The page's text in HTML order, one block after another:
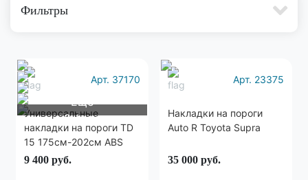
Фильтры
Еще
8 фото
Арт. 37170
Универсальные
накладки на пороги TD
15 175см-202см ABS
пластик
9 400 руб.
Арт. 23375
Накладки на пороги
Auto R Toyota Supra
35 000 руб.